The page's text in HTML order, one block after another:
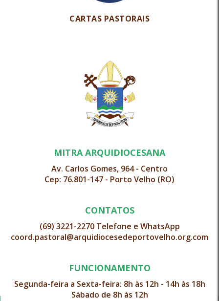
CARTAS PASTORAIS
MITRA ARQUIDIOCESANA
Av. Carlos Gomes, 964 - Centro
Cep: 76.801-147 - Porto Velho (RO)
CONTATOS
(69) 3221-2270 Telefone e WhatsApp
coord.pastoral@arquidiocesedeportovelho.org.com
FUNCIONAMENTO
Segunda-feira a Sexta-feira: 8h às 12h - 14h às 18h
Sábado de 8h às 12h